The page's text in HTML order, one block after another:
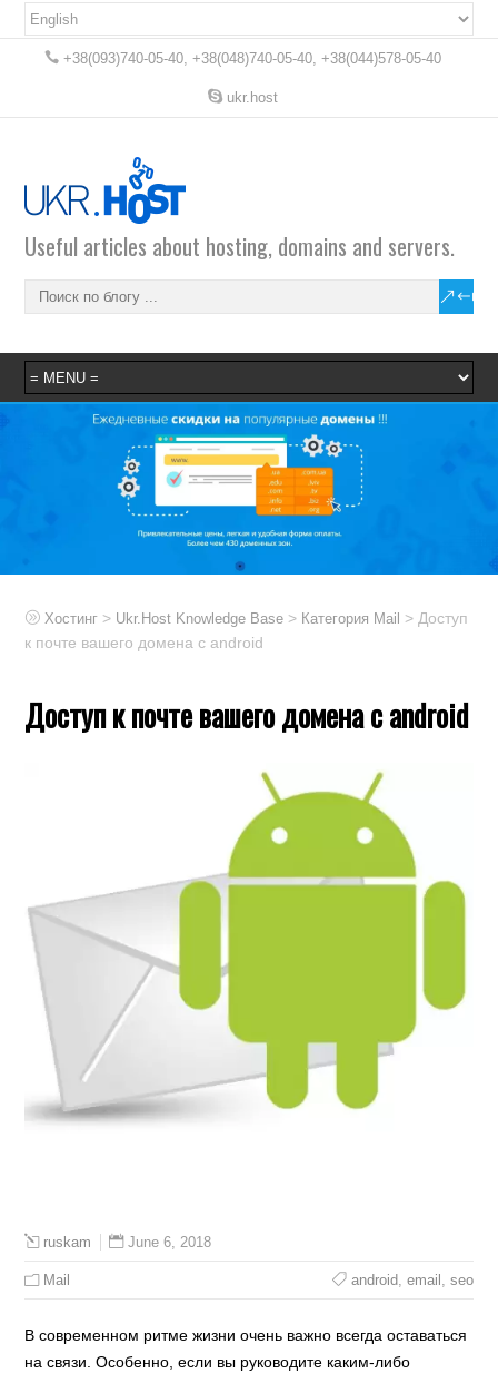
+38(093)740-05-40, +38(048)740-05-40, +38(044)578-05-40
ukr.host
Useful articles about hosting, domains and servers.
Хостинг > Ukr.Host Knowledge Base > Категория Mail
> Доступ
к почте вашего домена с android
Доступ к почте вашего домена с android
ruskam June 6, 2018
Mail android, email , seo
В современном ритме жизни очень важно всегда оставаться
на связи. Особенно, если вы руководите каким-либо